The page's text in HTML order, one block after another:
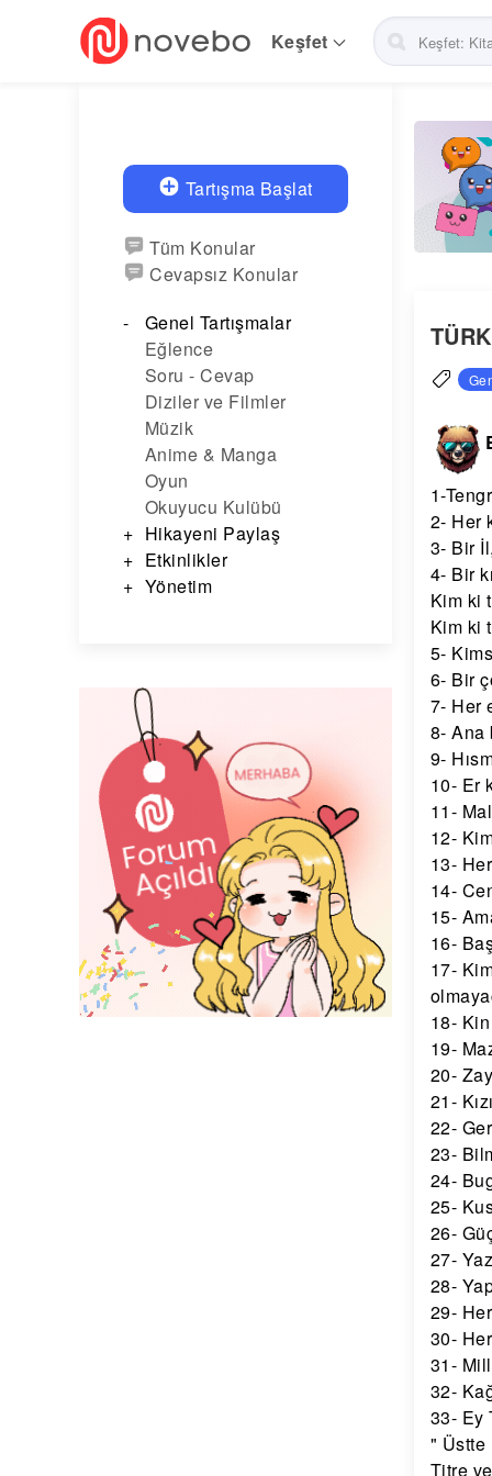
Keşfet
1-
2- Her
3- Bir
4- Bir
Kim ki
Kim ki
5-
6- Bir
7- Her
8- Ana
9-
10- Er
11-
12-
13-
14-
15-
16-
17-
18-
19-
20-
21-
22-
23-
24-
25-
26-
27-
28-
29-
30-
31-
32-
33- Ey
" Üstte
Titre
Tartışma Başlat
Tüm Konular
Cevapsız Konular
Genel Tartışmalar
Eğlence
Soru - Cevap
Diziler ve Filmler
Müzik
Anime & Manga
Oyun
Okuyucu Kulübü
Hikayeni Paylaş
Etkinlikler
Yönetim